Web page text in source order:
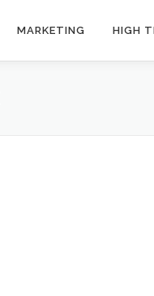
MARKETING HIGH